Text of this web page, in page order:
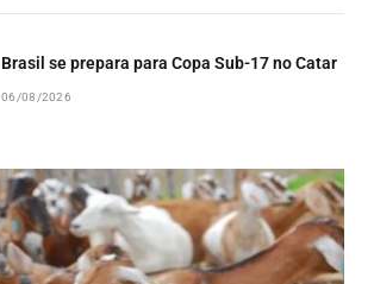
Brasil se prepara para Copa Sub-17 no Catar
06/08/2026